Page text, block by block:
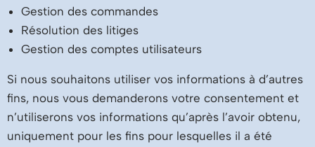
Gestion des commandes
Résolution des litiges
Gestion des comptes utilisateurs
Si nous souhaitons utiliser vos informations à d’autres
fins, nous vous demanderons votre consentement et
n’utiliserons vos informations qu’après l’avoir obtenu,
uniquement pour les fins pour lesquelles il a été